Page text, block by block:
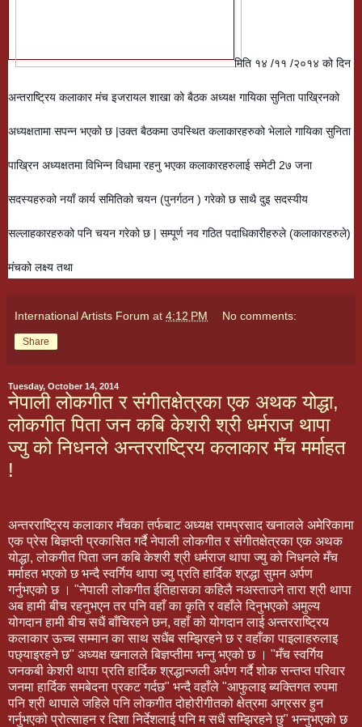
मिति १४ /११ /२०१४ को दिन
अन्तराष्ट्रिय कलाकार मंच इजरायल शाखा को बैठक अध्यक्ष गायिका सुनिता पाख्रिनको
अध्यक्षतामा सपन्न भएको छ |उक्त बैठकमा उपस्थित कलाकारहरुको भेलाले गायिका सुनिता
पाख्रिन अध्यक्षतमा विभिन्न विधामा रहनु भएका कलाकारहरुलाई समेटी 2७ जना
सदस्यहरुको नयाँ कार्य समितिको चयन (पुनर्गठन ) गरेको छ साथै दुइ सदस्यीय
सल्लाहकारहरुको पनि चयन गरेको छ | सम्पूर्ण नव गठित पदाधिकारीहरुले (कलाकारहरुले)
मंचको लक्ष्य तथा
International Artists Forum at 4:12 PM No comments:
Share
Tuesday, October 14, 2014
नेपाली लोकगीत र संगीतक्षेत्रका एक अथक योद्धा,
लोकगीत पिता जन कबि केशरी श्री धर्मराज थापा
ज्यु को निधनले अन्तरराष्ट्रिय कलाकार मँच मर्माहत
!
अन्तरराष्ट्रिय कलाकार मँचका तर्फबाट अध्यक्ष रामप्रसाद खनालले अमेरिकामा
एक प्रेस बिज्ञप्ती प्रकासित गर्दै नेपाली लोकगीत र संगीतक्षेत्रका एक अथक
योद्धा, लोकगीत पिता जन कबि केशरी श्री धर्मराज थापा ज्यु को निधनले मँच
मर्माहत भएको छ भन्दै स्वर्गिय थापा ज्यु प्रति हार्दिक श्रद्धा सुमन अर्पण
गर्नुभएको छ । "नेपाली लोकगीत ईतिहासका कहिलै नअस्ताउने तारा श्री थापा
अब हामी बीच रहनुभएन तर पनि वहाँ का कृति र वहाँले दिनुभएको अमुल्य
योगदान हामी बीच सधैं बाँचिरहने छन, वहाँ को योगदान लाई अन्तरराष्ट्रिय
कलाकार ऊच्च सम्मान का साथ सधैंब सम्झिरहने छ र वहाँका पाइलाहरुलाइ
पछ्याइरहने छ" अध्यक्ष खनालले बिज्ञप्तीमा भन्नु भएको छ । "मँच स्वर्गिय
जनकबी केशरी थापा प्रति हार्दिक श्रद्धान्जली अर्पण गर्दै शोक सन्तप्त परिवार
जनमा हार्दिक समबेदना प्रकट गर्दछ" भन्दै वहाँले "आफुलाइ ब्यक्तिगत रुपमा
पनि श्री थापाले जहिले पनि लोकगीत दोहोरीगीतको क्षेत्रमा अग्रसर हुन
गर्नुभएको प्रोत्साहन र दिशा निर्देशलाई पनि म सधैं सम्झिरहने छु" भन्नुभएको छ